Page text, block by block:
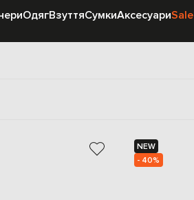
ОдягВзуттяСумкиАксесуариSale
NEW
- 40%